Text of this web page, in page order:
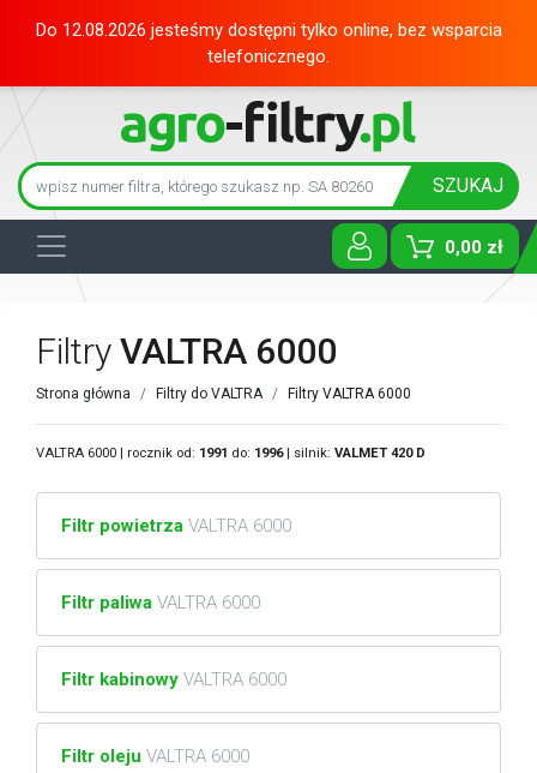
Do 12.08.2026 jesteśmy dostępni tylko online, bez wsparcia
telefonicznego.
SZUKAJ
0,00 zł
Toggle
Filtry VALTRA 6000
Strona główna Filtry do VALTRA Filtry VALTRA 6000
VALTRA 6000 | rocznik od: 1991 do: 1996| silnik: VALMET 420 D
Filtr powietrza VALTRA 6000
Filtr paliwa VALTRA 6000
Filtr kabinowy VALTRA 6000
Filtr oleju VALTRA 6000